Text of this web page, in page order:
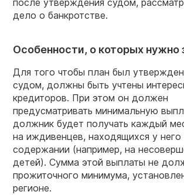
после утверждения судом,
дело о банкротстве.
Особенности, о которых нужно
Для того чтобы план был
судом, должны быть учтены
кредиторов. При этом он должен
предусматривать минимальную
должник будет получать каждый
на иждивенцев, находящихся у него
содержании (например, на
детей). Сумма этой выплаты не
прожиточного минимума,
регионе.